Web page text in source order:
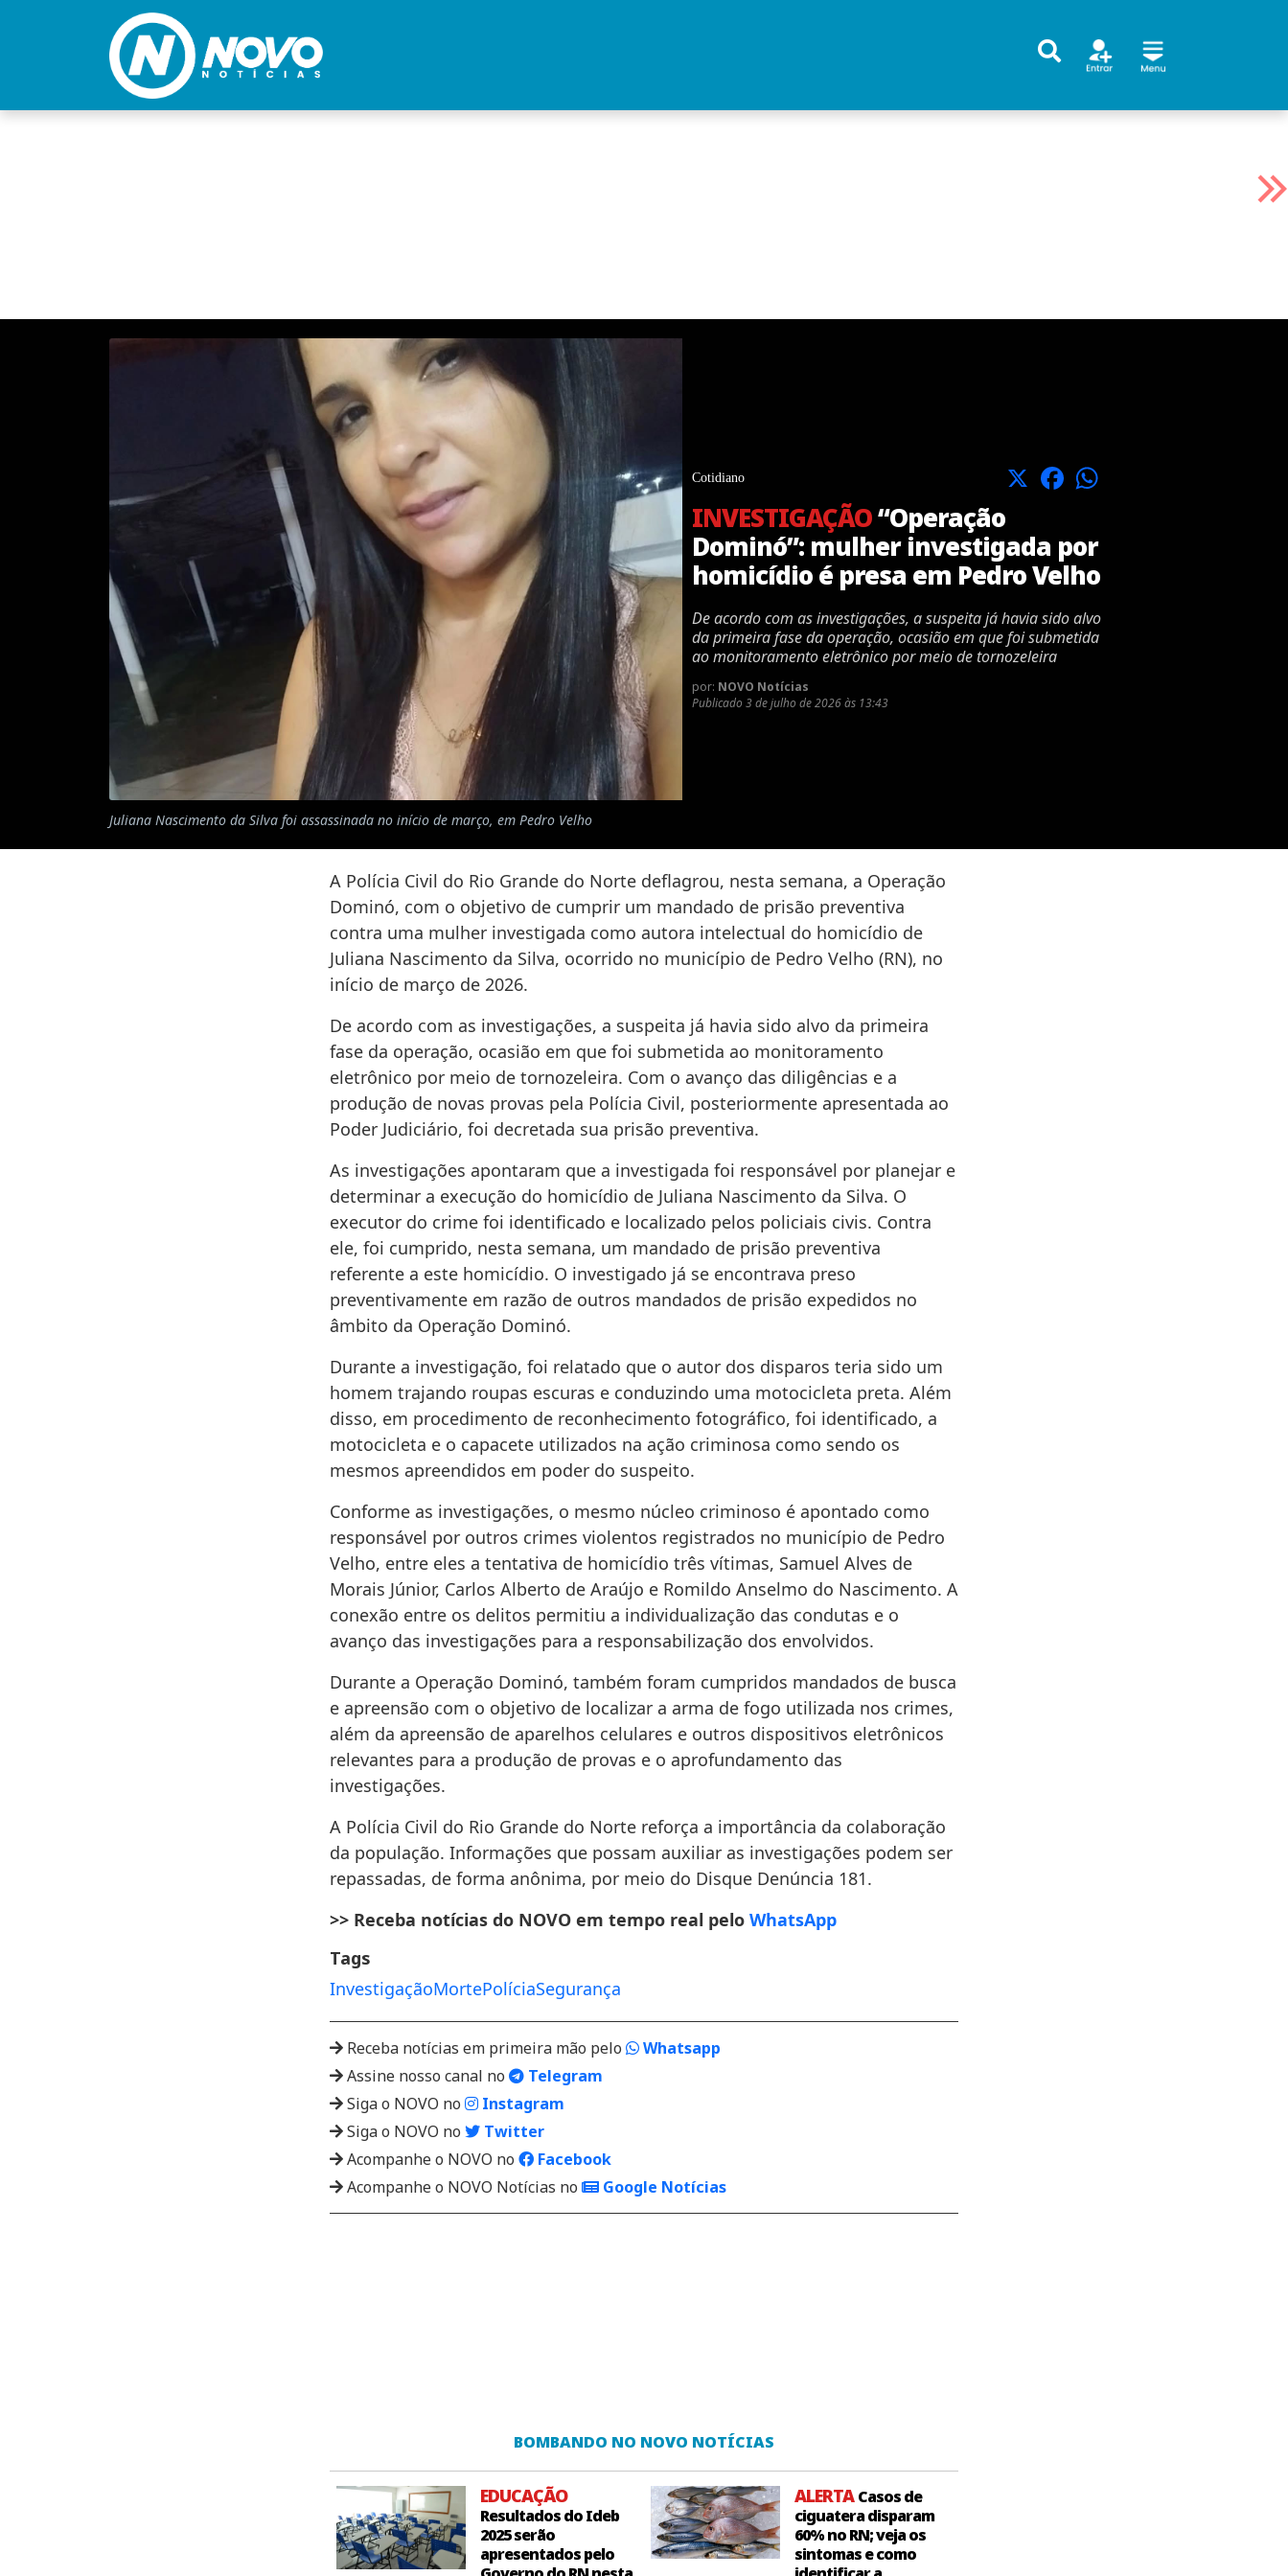
Juliana Nascimento da Silva foi assassinada no início de março, em Pedro Velho
Cotidiano X Facebook
INVESTIGAÇÃO“Operação
Dominó”: mulher investigada por
homicídio é presa em Pedro Velho
De acordo com as investigações, a suspeita já havia sido alvo
da primeira fase da operação, ocasião em que foi submetida
ao monitoramento eletrônico por meio de tornozeleira
por: NOVO Notícias
Publicado 3 de julho de 2026 às 13:43
A Polícia Civil do Rio Grande do Norte deflagrou, nesta semana, a Operação
Dominó, com o objetivo de cumprir um mandado de prisão preventiva
contra uma mulher investigada como autora intelectual do homicídio de
Juliana Nascimento da Silva, ocorrido no município de Pedro Velho (RN), no
início de março de 2026.
De acordo com as investigações, a suspeita já havia sido alvo da primeira
fase da operação, ocasião em que foi submetida ao monitoramento
eletrônico por meio de tornozeleira. Com o avanço das diligências e a
produção de novas provas pela Polícia Civil, posteriormente apresentada ao
Poder Judiciário, foi decretada sua prisão preventiva.
As investigações apontaram que a investigada foi responsável por planejar e
determinar a execução do homicídio de Juliana Nascimento da Silva. O
executor do crime foi identificado e localizado pelos policiais civis. Contra
ele, foi cumprido, nesta semana, um mandado de prisão preventiva
referente a este homicídio. O investigado já se encontrava preso
preventivamente em razão de outros mandados de prisão expedidos no
âmbito da Operação Dominó.
Durante a investigação, foi relatado que o autor dos disparos teria sido um
homem trajando roupas escuras e conduzindo uma motocicleta preta. Além
disso, em procedimento de reconhecimento fotográfico, foi identificado, a
motocicleta e o capacete utilizados na ação criminosa como sendo os
mesmos apreendidos em poder do suspeito.
Conforme as investigações, o mesmo núcleo criminoso é apontado como
responsável por outros crimes violentos registrados no município de Pedro
Velho, entre eles a tentativa de homicídio três vítimas, Samuel Alves de
Morais Júnior, Carlos Alberto de Araújo e Romildo Anselmo do Nascimento. A
conexão entre os delitos permitiu a individualização das condutas e o
avanço das investigações para a responsabilização dos envolvidos.
Durante a Operação Dominó, também foram cumpridos mandados de busca
e apreensão com o objetivo de localizar a arma de fogo utilizada nos crimes,
além da apreensão de aparelhos celulares e outros dispositivos eletrônicos
relevantes para a produção de provas e o aprofundamento das
investigações.
A Polícia Civil do Rio Grande do Norte reforça a importância da colaboração
da população. Informações que possam auxiliar as investigações podem ser
repassadas, de forma anônima, por meio do Disque Denúncia 181.
>> Receba notícias do NOVO em tempo real pelo WhatsApp
Tags
InvestigaçãoMortePolíciaSegurança
Receba notícias em primeira mão pelo
Whatsapp
Assine nosso canal no
Telegram
Siga o NOVO no
Instagram
Siga o NOVO no
Twitter
Acompanhe o NOVO no
Facebook
Acompanhe o NOVO Notícias no
Google Notícias
BOMBANDO NO NOVO NOTÍCIAS
EDUCAÇÃO
Resultados do Ideb
2025 serão
apresentados pelo
ALERTACasos de
ciguatera disparam
60% no RN; veja os
sintomas e como